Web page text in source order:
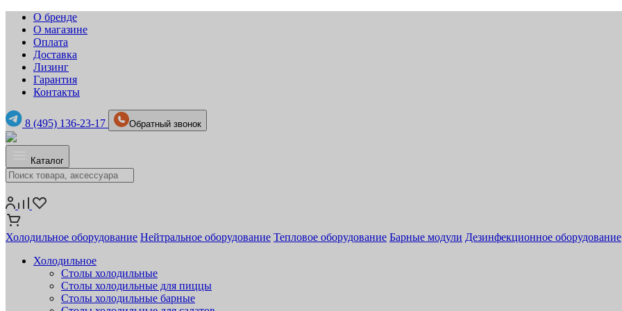
О бренде
О магазине
Оплата
Доставка
Лизинг
Гарантия
Контакты
8 (495) 136-23-17 Обратный звонок
Каталог
Холодильное оборудование Нейтральное оборудование Тепловое оборудование Барные модули Дезинфекционное оборудование
Холодильное
Столы холодильные
Столы холодильные для пиццы
Столы холодильные барные